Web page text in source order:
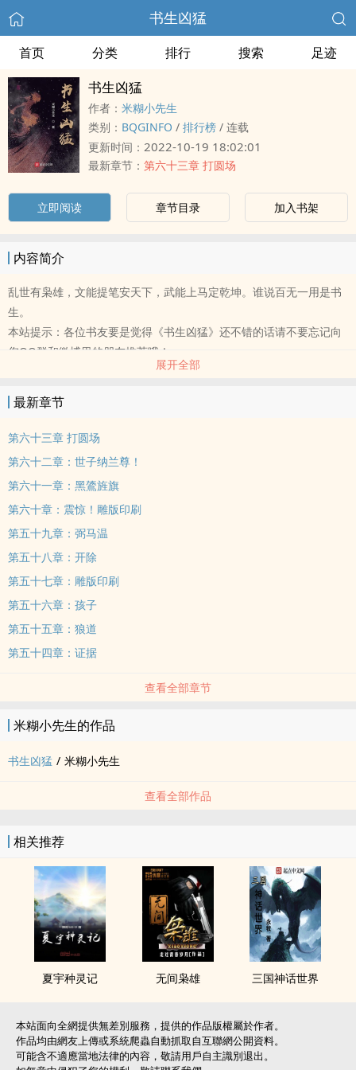
书生凶猛
首页 分类 排行 搜索 足迹
书生凶猛
作者： 米糊小先生
类别： BQGINFO / 排行榜 / 连载
更新时间： 2022-10-19 18:02:01
最新章节： 第六十三章 打圆场
立即阅读 章节目录 加入书架
内容简介
乱世有枭雄，文能提笔安天下，武能上马定乾坤。谁说百无一用是书
生。
本站提示：各位书友要是觉得《书生凶猛》还不错的话请不要忘记向
您QQ群和微博里的朋友推荐哦！
展开全部
最新章节
第六十三章 打圆场
第六十二章：世子纳兰尊！
第六十一章：黑鷟旌旗
第六十章：震惊！雕版印刷
第五十九章：弼马温
第五十八章：开除
第五十七章：雕版印刷
第五十六章：孩子
第五十五章：狼道
第五十四章：证据
查看全部章节
米糊小先生的作品
书生凶猛 / 米糊小先生
查看全部作品
相关推荐
夏宇种灵记 无间枭雄 三国神话世界
本站面向全網提供無差別服務，提供的作品版權屬於作者。
作品均由網友上傳或系統爬蟲自動抓取自互聯網公開資料。
可能含不適應當地法律的內容，敬請用戶自主識別退出。